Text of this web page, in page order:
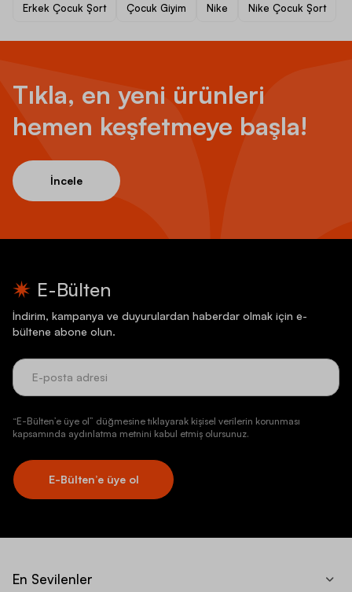
Erkek Çocuk Şort Çocuk Giyim Nike Nike Çocuk Şort
Tıkla, en yeni ürünleri
hemen keşfetmeye başla!
İncele
E-Bülten
İndirim, kampanya ve duyurulardan haberdar olmak için e-
bültene abone olun.
“E-Bülten’e üye ol” düğmesine tıklayarak kişisel verilerin korunması
kapsamında aydınlatma metnini kabul etmiş olursunuz.
E-Bülten’e üye ol
En Sevilenler